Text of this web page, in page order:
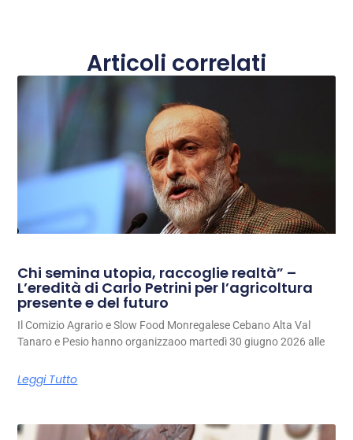
Articoli correlati
Chi semina utopia, raccoglie realtà” –
L’eredità di Carlo Petrini per l’agricoltura
presente e del futuro
Il Comizio Agrario e Slow Food Monregalese Cebano Alta Val
Tanaro e Pesio hanno organizzaoo martedì 30 giugno 2026 alle
Leggi Tutto